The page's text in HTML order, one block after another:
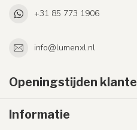
+31 85 773 1906
info@lumenxl.nl
Openingstijden
Informatie